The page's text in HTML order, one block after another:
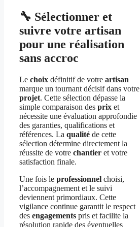
🔧 Sélectionner et
suivre votre artisan
pour une réalisation
sans accroc
Le choix définitif de votre artisan
marque un tournant décisif dans votre
projet. Cette sélection dépasse la
simple comparaison des prix et
nécessite une évaluation approfondie
des garanties, qualifications et
références. La qualité de cette
sélection détermine directement la
réussite de votre chantier et votre
satisfaction finale.
Une fois le professionnel choisi,
l’accompagnement et le suivi
deviennent primordiaux. Cette
vigilance continue garantit le respect
des engagements pris et facilite la
résolution rapide des éventuelles